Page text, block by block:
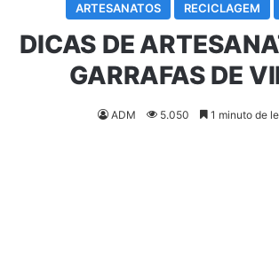
ARTESANATOS RECICLAGEM
DICAS DE
GARRAFAS DE
ADM 5.050 1 minuto de